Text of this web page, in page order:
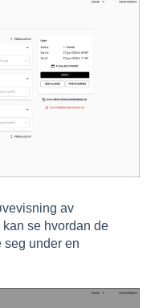
av
se hvordan de
under en